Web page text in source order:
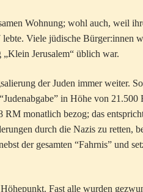
Wohnung; wohl auch, weil
Viele jüdische Bürger:innen
Jerusalem“ üblich war.
der Juden immer weiter.
in Höhe von
RM monatlich bezog; das
durch die Nazis zu retten,
der gesamten “Fahrnis” und
Fast alle wurden